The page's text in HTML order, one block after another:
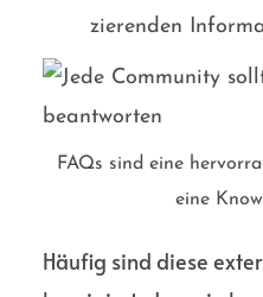
zierenden
FAQs sind eine
eine
Häufig sind diese